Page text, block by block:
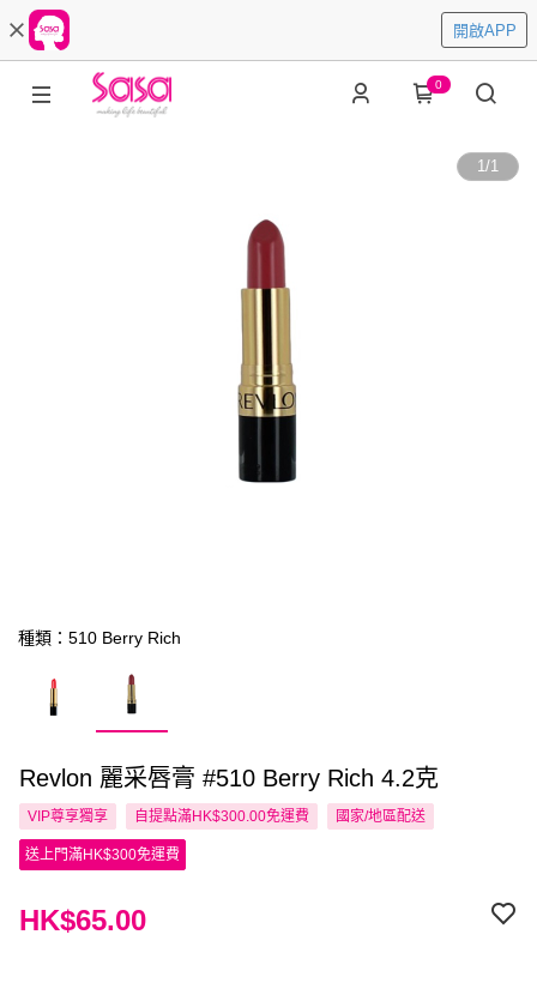
開啟APP
0
1/1
種類：510 Berry Rich
Revlon 麗采唇膏 #510 Berry Rich 4.2克
VIP尊享獨享 自提點滿HK$300.00免運費 國家/地區配送
送上門滿HK$300免運費
HK$65.00